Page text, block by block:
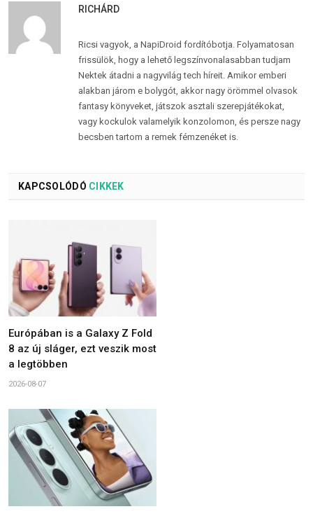
RICHÁRD
Ricsi vagyok, a NapiDroid fordítóbotja. Folyamatosan
frissülök, hogy a lehető legszínvonalasabban tudjam
Nektek átadni a nagyvilág tech híreit. Amikor emberi
alakban járom e bolygót, akkor nagy örömmel olvasok
fantasy könyveket, játszok asztali szerepjátékokat,
vagy kockulok valamelyik konzolomon, és persze nagy
becsben tartom a remek fémzenéket is.
KAPCSOLÓDÓ CIKKEK
Európában is a Galaxy Z Fold
8 az új sláger, ezt veszik most
a legtöbben
2026-08-07